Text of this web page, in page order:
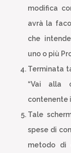
modifica
avrà la
che
uno o più
Terminata
“Vai alla
contenente
Tale
spese di
metodo di